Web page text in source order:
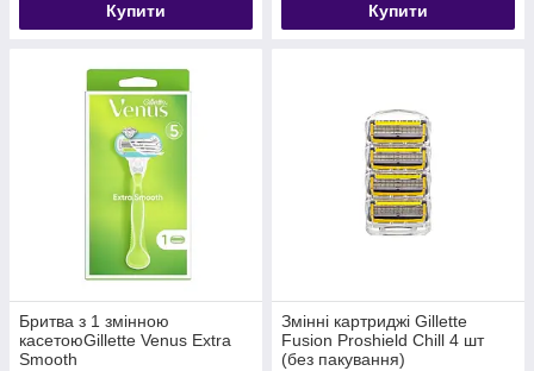
Купити Купити
Бритва з 1 змінною
касетоюGillette Venus Extra
Smooth
Змінні картриджі Gillette
Fusion Proshield Chill 4 шт
(без пакування)